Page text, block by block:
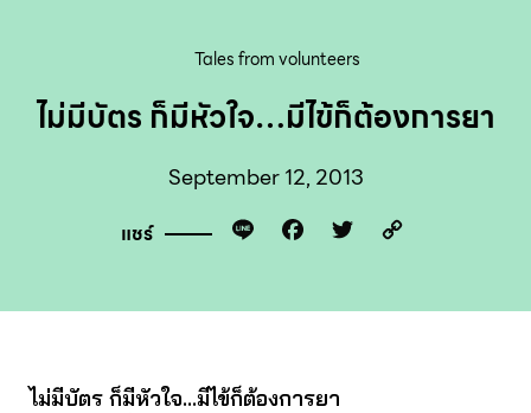
Tales from volunteers
ไม่มีบัตร ก็มีหัวใจ…มีไข้ก็ต้องการยา
September 12, 2013
แชร์ Line Facebook
Twitter
ไม่มีบัตร ก็มีหัวใจ…มีไข้ก็ต้องการยา